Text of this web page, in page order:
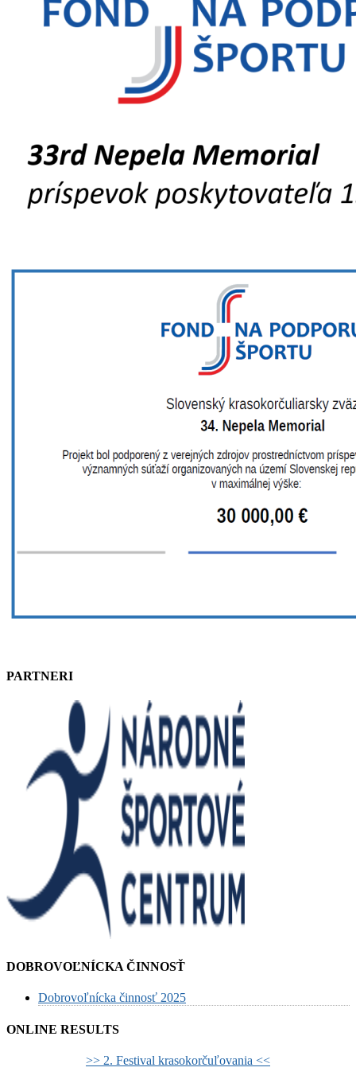
PARTNERI
DOBROVOĽNÍCKA ČINNOSŤ
Dobrovoľnícka činnosť 2025
ONLINE RESULTS
>> 2. Festival krasokorčuľovania <<